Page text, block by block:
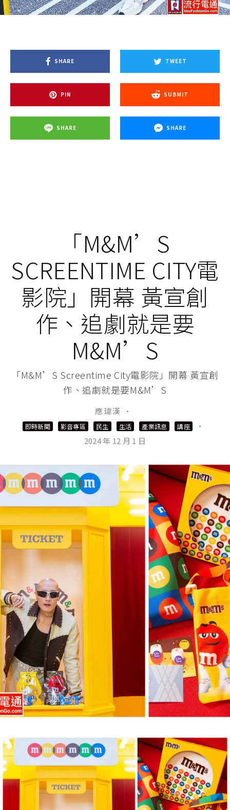
SHARE TWEET
PIN SUBMIT
SHARE SHARE
「M&M’S
SCREENTIME CITY電
影院」開幕 黃宣創
作、追劇就是要
M&M’S
「M&M’S Screentime City電影院」開幕 黃宣創
作、追劇就是要M&M’S
應 瑋漢 ·
即時新聞 影音專區 民生 生活 產業訊息 講座
·
2024 年 12 月 1 日